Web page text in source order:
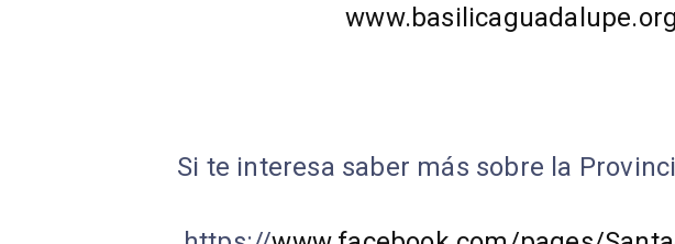
www.basilicaguadalupe.org
Si te interesa saber más sobre la